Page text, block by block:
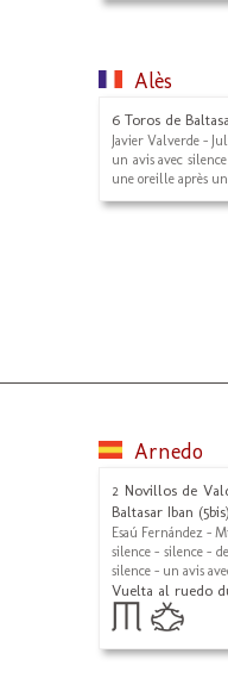
Alès
6 Toros de
Javier Valverde -
un avis avec
une oreille après
Arnedo
2 Novillos de
Baltasar Iban (5bis)
Esaú Fernández -
silence - silence -
silence - un avis
Vuelta al ruedo